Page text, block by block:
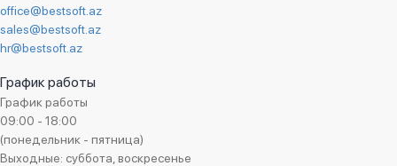
office@bestsoft.az
sales@bestsoft.az
hr@bestsoft.az
График работы
График работы
09:00 - 18:00
(понедельник - пятница)
Выходные: суббота, воскресенье